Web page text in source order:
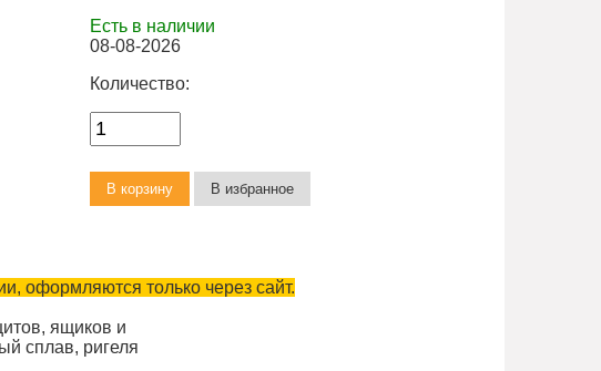
Есть в наличии
08-08-2026
Количество:
оформляются только через сайт.
ящиков и
сплав, ригеля